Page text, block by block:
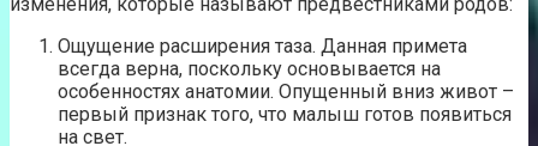
Ощущение расширения таза. Данная примета
всегда верна, поскольку основывается на
особенностях анатомии. Опущенный вниз живот –
первый признак того, что малыш готов появиться
на свет.